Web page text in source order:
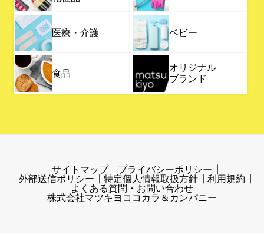
医療・介護 ベビー
食品
オリジナル
ブランド
サイトマップ
プライバシーポリシー
外部送信ポリシー
特定個人情報取扱方針
利用規約
よくある質問・お問い合わせ
株式会社マツキヨココカラ＆カンパニー